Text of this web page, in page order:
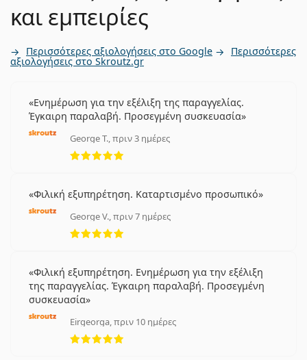
και εμπειρίες
Περισσότερες αξιολογήσεις στο Google Περισσότερες
αξιολογήσεις στο Skroutz.gr
Ενημέρωση για την εξέλιξη της παραγγελίας.
Έγκαιρη παραλαβή. Προσεγμένη συσκευασία
George T., πριν 3 ημέρες
5 αξιολογήσεις από 5
Φιλική εξυπηρέτηση. Καταρτισμένο προσωπικό
George V., πριν 7 ημέρες
5 αξιολογήσεις από 5
Φιλική εξυπηρέτηση. Ενημέρωση για την εξέλιξη
της παραγγελίας. Έγκαιρη παραλαβή. Προσεγμένη
συσκευασία
Eirgeorga, πριν 10 ημέρες
5 αξιολογήσεις από 5